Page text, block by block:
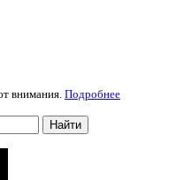
внимания. Подробнее
Найти